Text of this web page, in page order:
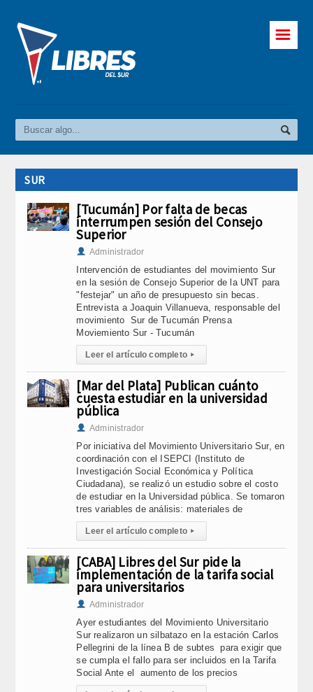
☰
SUR
[Tucumán] Por falta de becas
interrumpen sesión del Consejo
Superior
Administrador
Intervención de estudiantes del movimiento Sur
en la sesión de Consejo Superior de la UNT para
"festejar" un año de presupuesto sin becas.
Entrevista a Joaquin Villanueva, responsable del
movimiento Sur de Tucumán Prensa
Moviemiento Sur - Tucumán
Leer el artículo completo ▸
[Mar del Plata] Publican cuánto
cuesta estudiar en la universidad
pública
Administrador
Por iniciativa del Movimiento Universitario Sur, en
coordinación con el ISEPCI (Instituto de
Investigación Social Económica y Política
Ciudadana), se realizó un estudio sobre el costo
de estudiar en la Universidad pública. Se tomaron
tres variables de análisis: materiales de
Leer el artículo completo ▸
[CABA] Libres del Sur pide la
implementación de la tarifa social
para universitarios
Administrador
Ayer estudiantes del Movimiento Universitario
Sur realizaron un silbatazo en la estación Carlos
Pellegrini de la línea B de subtes para exigir que
se cumpla el fallo para ser incluidos en la Tarifa
Social Ante el aumento de los precios